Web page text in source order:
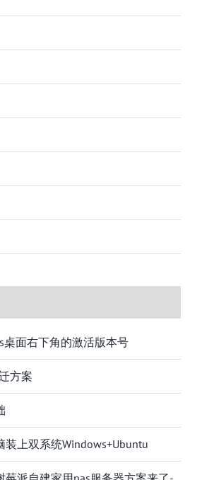
面右下角的激活版本号
方案
上双系统Windows+Ubuntu